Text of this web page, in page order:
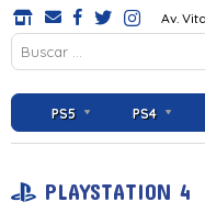
Av.
PS5 PS4
PLAYSTATION 4